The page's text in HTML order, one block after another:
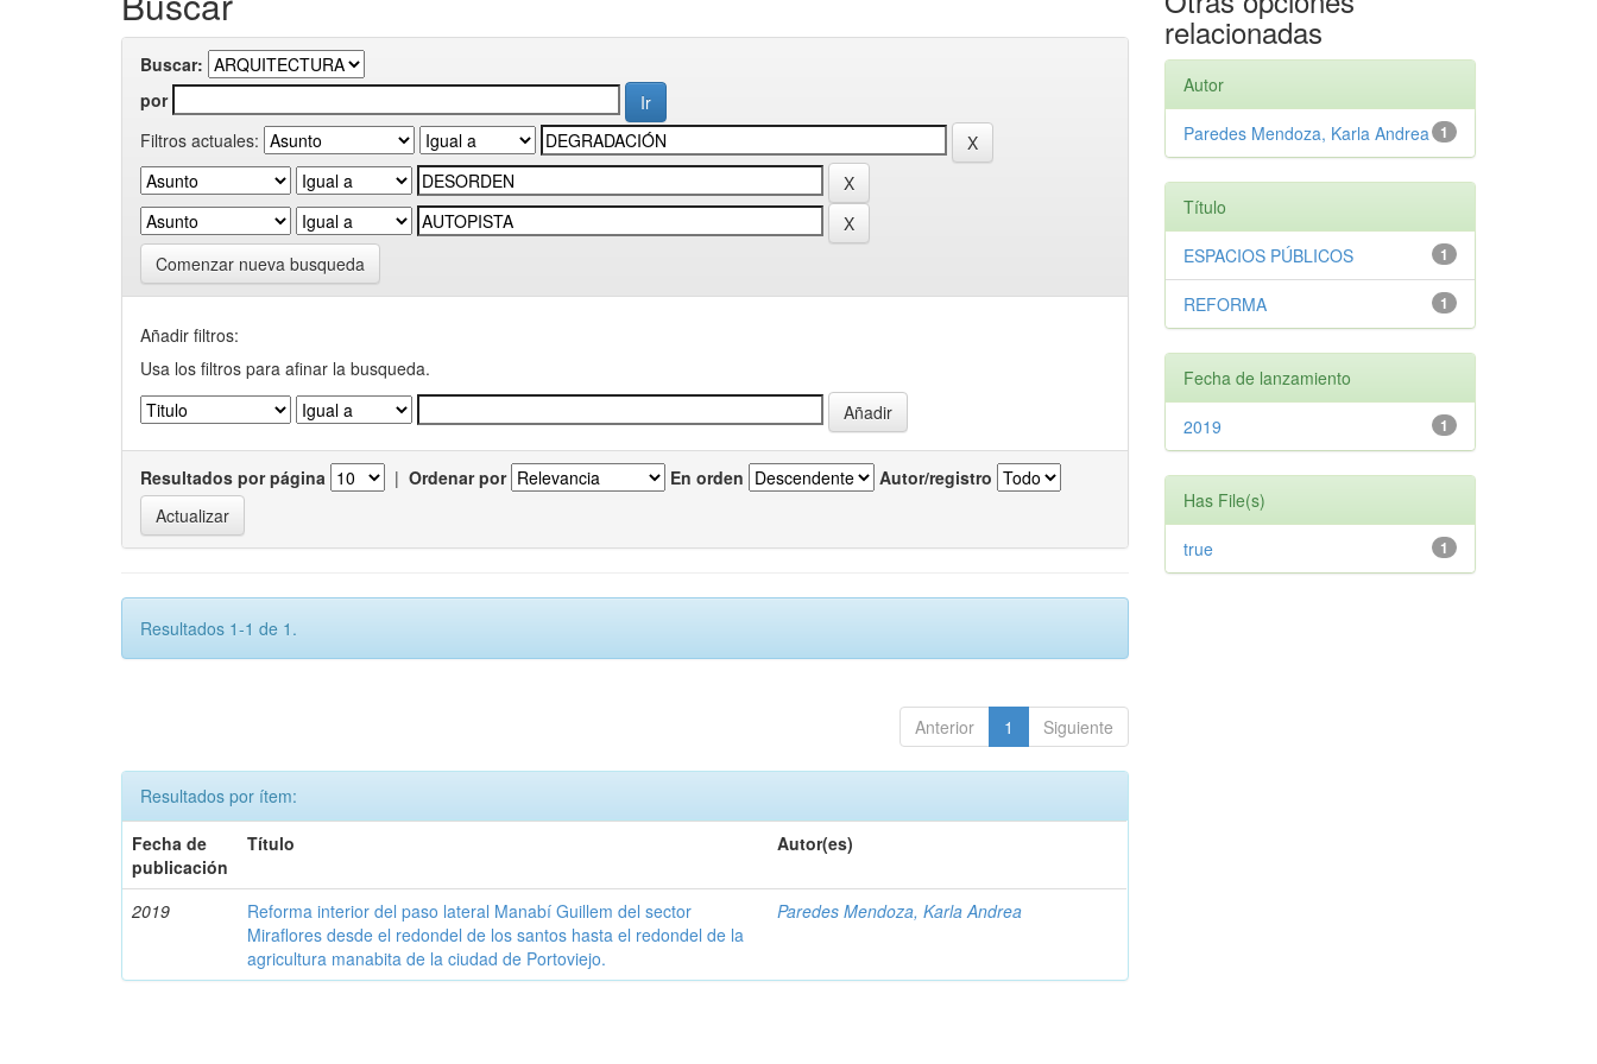
Buscar:
por
Filtros actuales:
Comenzar nueva busqueda
Añadir filtros:
Usa los filtros para afinar la busqueda.
Resultados por página | Ordenar por En orden Autor/registro
Resultados 1-1 de 1.
Anterior 1 Siguiente
Resultados por ítem:
Fecha de
publicación
Título Autor(es)
2019
Reforma interior del paso lateral Manabí Guillem del sector
Miraflores desde el redondel de los santos hasta el redondel de la
agricultura manabita de la ciudad de Portoviejo.
Paredes Mendoza, Karla Andrea
relacionadas
Autor
1
Paredes Mendoza, Karla Andrea
Título
1
ESPACIOS PÚBLICOS
1
REFORMA
Fecha de lanzamiento
1
2019
Has File(s)
1
true